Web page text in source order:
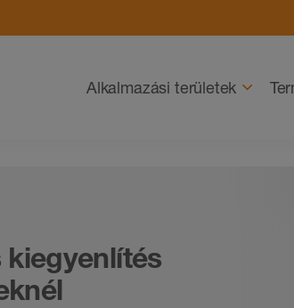
Alkalmazási területek